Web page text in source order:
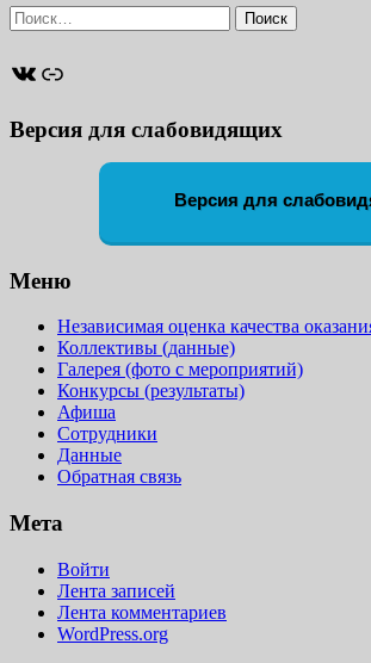
Найти:
ВКонтакте
Ссылка
Версия для слабовидящих
Версия для
Меню
Независимая оценка качества
Коллективы (данные)
Галерея (фото с мероприятий)
Конкурсы (результаты)
Афиша
Сотрудники
Данные
Обратная связь
Мета
Войти
Лента записей
Лента комментариев
WordPress.org